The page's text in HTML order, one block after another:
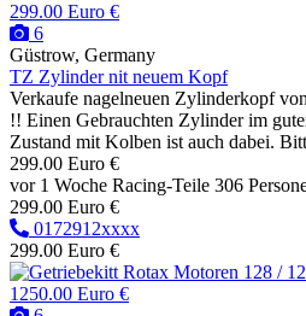
299.00 Euro €
6
Güstrow, Germany
TZ Zylinder nit neuem Kopf
Verkaufe nagelneuen Zylinderkopf
!! Einen Gebrauchten Zylinder im
Zustand mit Kolben ist auch dabei.
299.00 Euro €
vor 1 Woche Racing-Teile 306
299.00 Euro €
0172912xxxx
299.00 Euro €
1250.00 Euro €